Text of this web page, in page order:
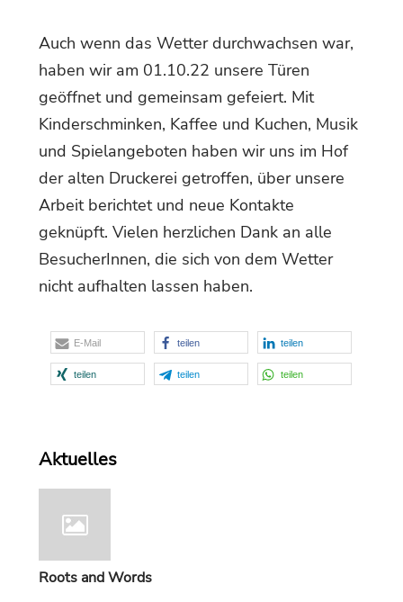
Auch wenn das Wetter durchwachsen war,
haben wir am 01.10.22 unsere Türen
geöffnet und gemeinsam gefeiert. Mit
Kinderschminken, Kaffee und Kuchen, Musik
und Spielangeboten haben wir uns im Hof
der alten Druckerei getroffen, über unsere
Arbeit berichtet und neue Kontakte
geknüpft. Vielen herzlichen Dank an alle
BesucherInnen, die sich von dem Wetter
nicht aufhalten lassen haben.
E-Mail teilen teilen
teilen teilen teilen
Aktuelles
Roots and Words